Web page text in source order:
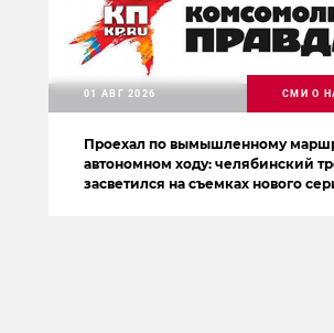
Проехал по вымышленному
автономном ходу: челябинский
засветился на съемках нового
01 АВГ 2026 СМИ О